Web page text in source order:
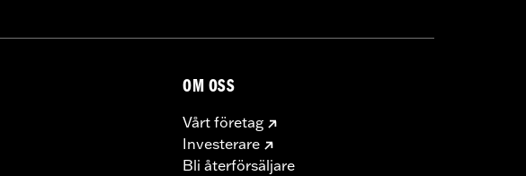
OM OSS
Vårt företag
Investerare
Bli återförsäljare